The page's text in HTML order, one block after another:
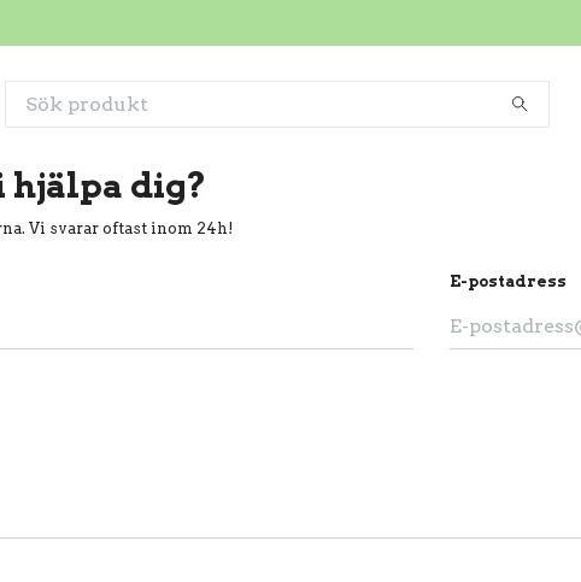
dig?
Vi svarar oftast inom 24h!
E-postadress